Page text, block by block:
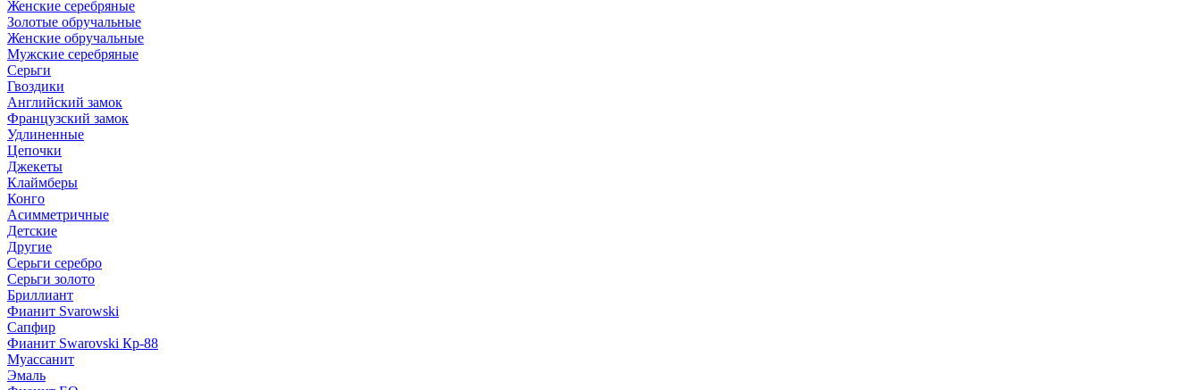
Женские серебряные
Золотые обручальные
Женские обручальные
Мужские серебряные
Серьги
Гвоздики
Английский замок
Французский замок
Удлиненные
Цепочки
Джекеты
Клаймберы
Конго
Асимметричные
Детские
Другие
Серьги серебро
Серьги золото
Бриллиант
Фианит Svarowski
Сапфир
Фианит Swarovski Кр-88
Муассанит
Эмаль